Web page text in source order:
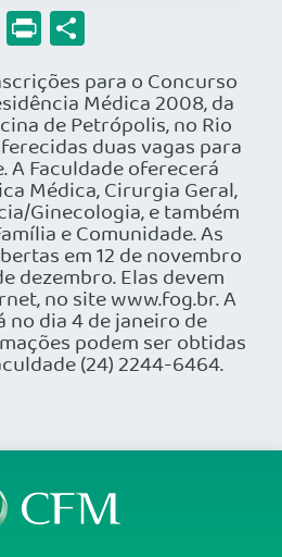
Email
Print
para o Concurso
Médica 2008, da
de Petrópolis, no Rio
duas vagas para
A Faculdade oferecerá
Médica, Cirurgia Geral,
Ginecologia, e também
e Comunidade. As
em 12 de novembro
dezembro. Elas devem
no site www.fog.br. A
dia 4 de janeiro de
podem ser obtidas
(24) 2244-6464.